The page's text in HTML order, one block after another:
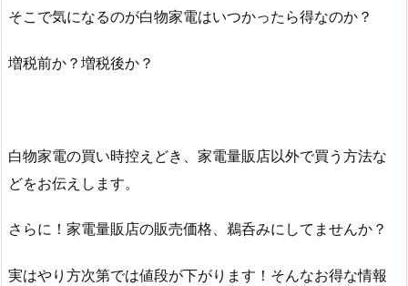
そこで気になるのが白物家電はいつかったら得なのか？
増税前か？増税後か？
白物家電の買い時控えどき、家電量販店以外で買う方法な
どをお伝えします。
さらに！家電量販店の販売価格、鵜呑みにしてませんか？
実はやり方次第では値段が下がります！そんなお得な情報